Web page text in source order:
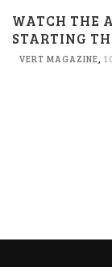
WATCH THE
STARTING
VERT MAGAZINE,